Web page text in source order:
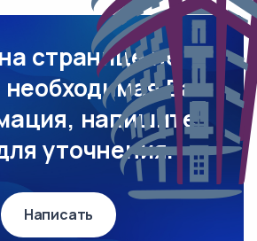
странице не
необходимая Вам
напишите
уточнения.
Написать